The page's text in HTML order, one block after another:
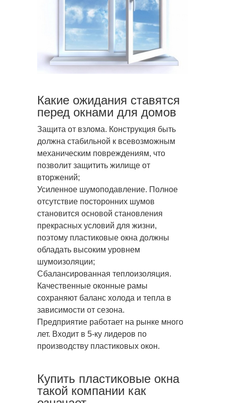
Какие ожидания ставятся
перед окнами для домов
Защита от взлома. Конструкция быть
должна стабильной к всевозможным
механическим повреждениям, что
позволит защитить жилище от
вторжений;
Усиленное шумоподавление. Полное
отсутствие посторонних шумов
становится основой становления
прекрасных условий для жизни,
поэтому пластиковые окна должны
обладать высоким уровнем
шумоизоляции;
Сбалансированная теплоизоляция.
Качественные оконные рамы
сохраняют баланс холода и тепла в
зависимости от сезона.
Предприятие работает на рынке много
лет. Входит в 5-ку лидеров по
производству пластиковых окон.
Купить пластиковые окна
такой компании как